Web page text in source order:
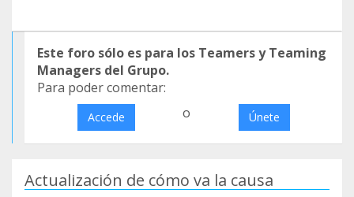
Este foro sólo es para los Teamers y Teaming
Managers del Grupo.
Para poder comentar:
Accede o Únete
Actualización de cómo va la causa